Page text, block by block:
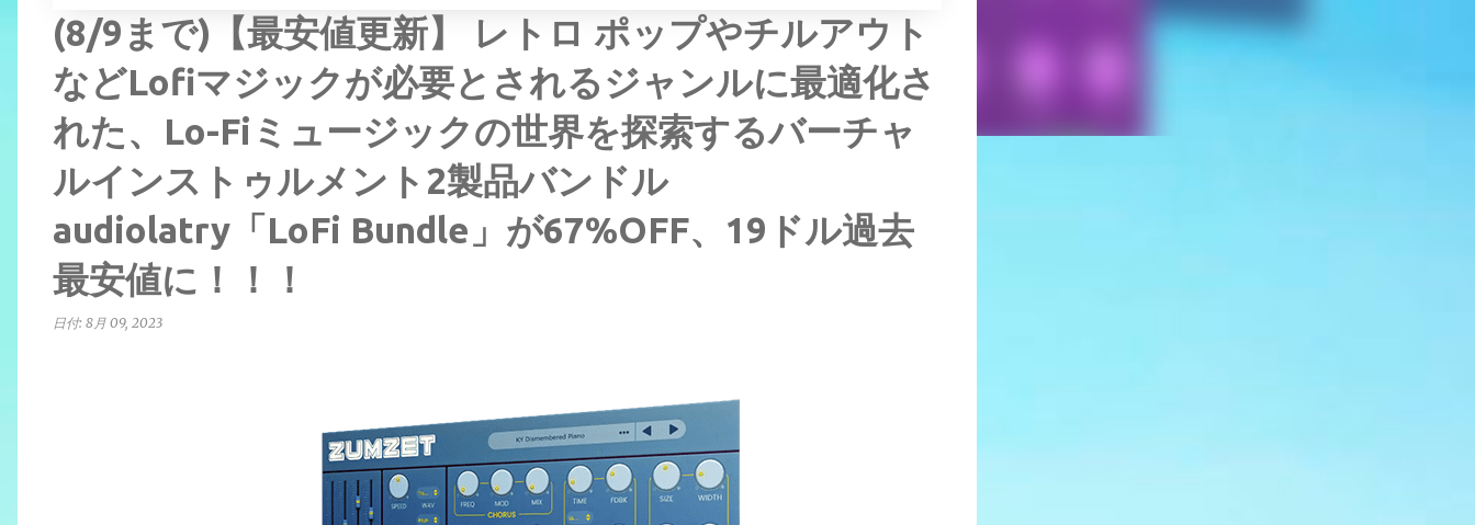
(8/9まで)【最安値更新】 レトロ ポップやチルアウト
などLofiマジックが必要とされるジャンルに最適化さ
れた、Lo-Fiミュージックの世界を探索するバーチャ
ルインストゥルメント2製品バンドル
audiolatry「LoFi Bundle」が67%OFF、19ドル過去
最安値に！！！
日付: 8月 09, 2023